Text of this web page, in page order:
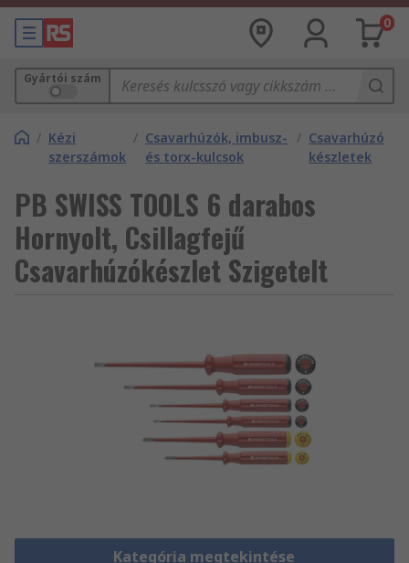
0
Gyártói szám
/ Kézi
szerszámok
/ Csavarhúzók, imbusz-
és torx-kulcsok
/ Csavarhúzó
készletek
PB SWISS TOOLS 6 darabos
Hornyolt, Csillagfejű
Csavarhúzókészlet Szigetelt
Kategória megtekintése